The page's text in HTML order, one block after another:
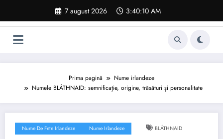
conținut
7 august 2026 3:40:11 AM
Prima pagină
Nume irlandeze
Numele BLÁTHNAID: semnificație, origine, trăsături și personalitate
Nume De Fete Irlandeze Nume Irlandeze BLÁTHNAID